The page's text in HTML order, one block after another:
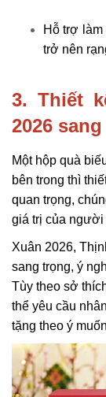
Hỗ trợ làm
trở nên
3. Thiết
2026
Một hộp quà
bên trong thì
quan trọng,
giá trị của
Xuân 2026,
sang trọng, ý
Tùy theo sở
thể yêu cầu
tặng theo ý